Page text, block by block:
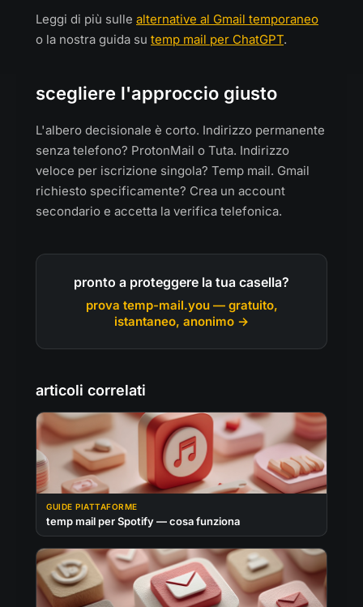
Leggi di più sulle alternative al Gmail temporaneo
o la nostra guida su temp mail per ChatGPT.
scegliere l'approccio giusto
L'albero decisionale è corto. Indirizzo permanente
senza telefono? ProtonMail o Tuta. Indirizzo
veloce per iscrizione singola? Temp mail. Gmail
richiesto specificamente? Crea un account
secondario e accetta la verifica telefonica.
pronto a proteggere la tua casella?
prova temp-mail.you — gratuito,
istantaneo, anonimo →
articoli correlati
GUIDE PIATTAFORME
temp mail per Spotify — cosa funziona